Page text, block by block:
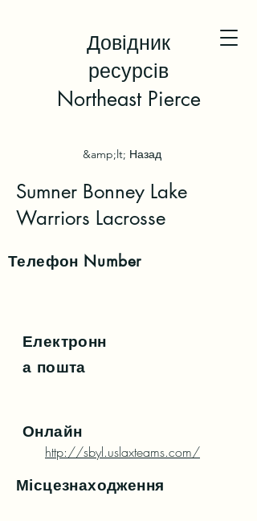
Довідник
ресурсів
Northeast Pierce
&amp;lt; Назад
Sumner Bonney Lake
Warriors Lacrosse
Телефон Number
Електронн
а пошта
Онлайн
http://sbyl.uslaxteams.com/
Місцезнаходження